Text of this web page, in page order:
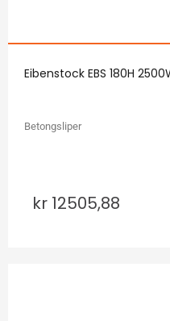
Eibenstock EBS 180H
Betongsliper
kr 12505,88